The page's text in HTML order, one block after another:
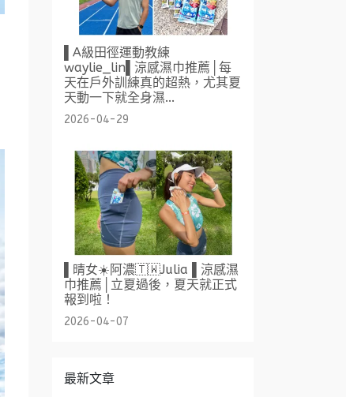
▌A級田徑運動教練
waylie_lin▌涼感濕巾推薦│每
天在戶外訓練真的超熱，尤其夏
天動一下就全身濕...
2026-04-29
▌晴女☀️阿濃🇹🇼Julia ▌涼感濕
巾推薦│立夏過後，夏天就正式
報到啦！
2026-04-07
最新文章